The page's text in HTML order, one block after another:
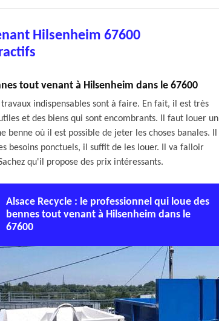
Hilsenheim 67600
tout venant à Hilsenheim dans le 67600
indispensables sont à faire. En fait, il est très
et des biens qui sont encombrants. Il faut louer un
où il est possible de jeter les choses banales. Il
besoins ponctuels, il suffit de les louer. Il va falloir
qu'il propose des prix intéressants.
Alsace Recycle : le professionnel qui loue des
bennes tout venant à Hilsenheim dans le
67600